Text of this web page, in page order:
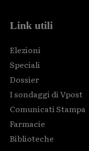
Link utili
Elezioni
Speciali
Dossier
I sondaggi di Vpost
Comunicati Stampa
Farmacie
Biblioteche